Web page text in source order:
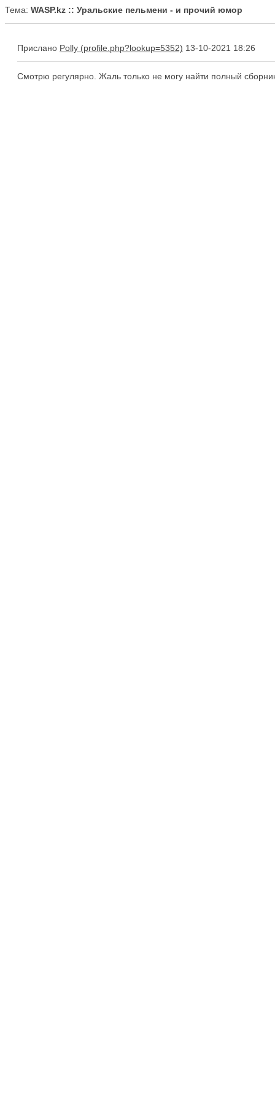
Тема: WASP.kz :: Уральские пельмени - и прочий юмор
Прислано Polly 13-10-2021 18:26
Смотрю регулярно. Жаль только не могу найти полный